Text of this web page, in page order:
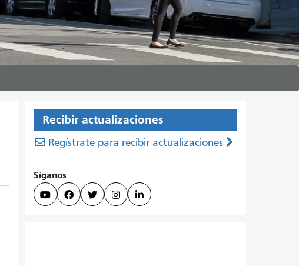
Recibir actualizaciones
Regístrate para recibir actualizaciones
Síganos
    